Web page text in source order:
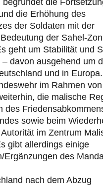
die Erhöhung des
der Soldaten mit der
der Sahel-
geht um Stabilität und
davon ausgehend um
und in
im Rahmen von
die malische
des
sowie beim
im Zentrum
gibt allerdings einige
Ergänzungen des
nach dem Abzug